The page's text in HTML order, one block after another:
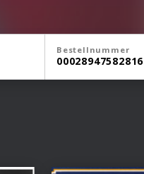
Bestellnummer
00028947582816